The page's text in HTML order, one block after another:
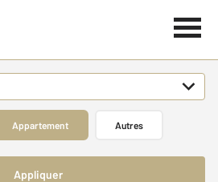
Appartement Autres
Appliquer